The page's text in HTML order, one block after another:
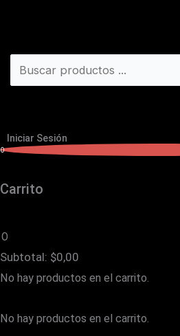
Iniciar Sesión
0
Carrito
0
Subtotal: $0,00
No hay productos en el carrito.
No hay productos en el carrito.